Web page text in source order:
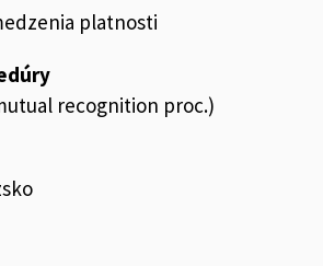
platnosti
recognition proc.)